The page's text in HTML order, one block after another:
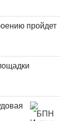
пройдет